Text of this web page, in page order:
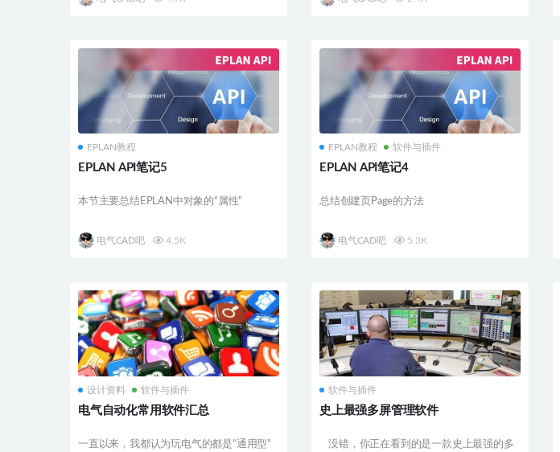
EPLAN教程
EPLAN API笔记5
本节主要总结EPLAN中对象的“属性”
电气CAD吧 4.5K
EPLAN教程 软件与插件
EPLAN API笔记4
总结创建页Page的方法
电气CAD吧 5.3K
设计资料 软件与插件
电气自动化常用软件汇总
一直以来，我都认为玩电气的都是“通用型”
软件与插件
史上最强多屏管理软件
没错，你正在看到的是一款史上最强的多